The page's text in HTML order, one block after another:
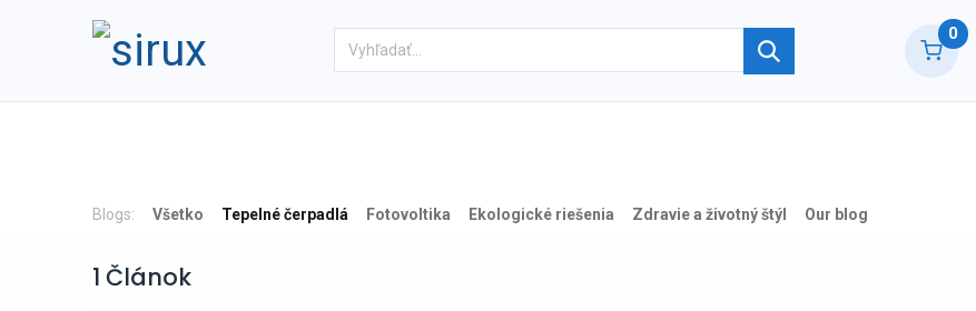
0
Blogs: Všetko Tepelné čerpadlá Fotovoltika Ekologické riešenia Zdravie a životný štýl Our blog
1 Článok